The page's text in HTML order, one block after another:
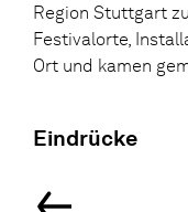
Region Stuttgart
Festivalorte,
Ort und kamen
Eindrücke